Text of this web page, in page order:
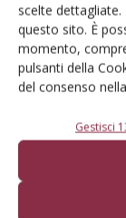
scelte
questo sito. È
momento,
pulsanti della
del consenso
Gestisci
Facebook
E-